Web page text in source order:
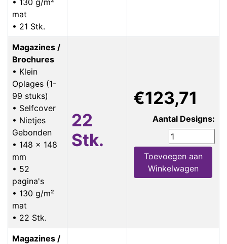
mat
• 21 Stk.
Magazines /
Brochures
• Klein
Oplages (1-
99 stuks)
• Selfcover
• Nietjes
Gebonden
• 148 x 148
mm
• 52
pagina's
• 130 g/m²
mat
• 22 Stk.
22
Stk.
€123,71
Aantal Designs:
Toevoegen aan
Winkelwagen
Magazines /